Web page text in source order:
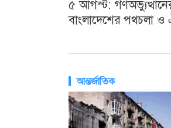
৫ আগস্ট:
বাংলাদেশের পথচলা ও
আন্তর্জাতিক